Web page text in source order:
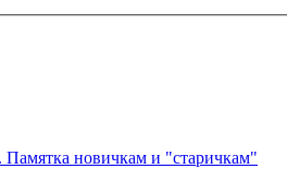
новичкам и "старичкам"